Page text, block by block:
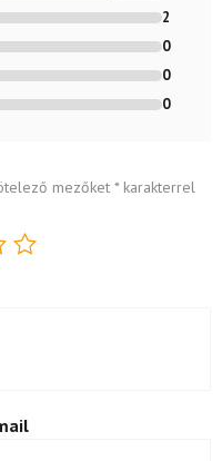
2
0
0
0
mezőket *karakterrel